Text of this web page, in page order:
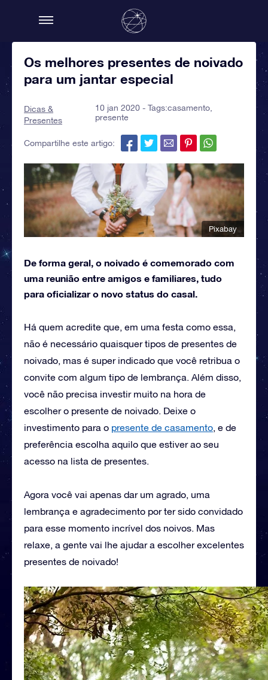
Os melhores presentes de noivado
para um jantar especial
Dicas &
Presentes
10 jan 2020 - Tags:casamento,
presente
Compartilhe este artigo:
Pixabay
De forma geral, o noivado é comemorado com
uma reunião entre amigos e familiares, tudo
para oficializar o novo status do casal.
Há quem acredite que, em uma festa como essa,
não é necessário quaisquer tipos de presentes de
noivado, mas é super indicado que você retribua o
convite com algum tipo de lembrança. Além disso,
você não precisa investir muito na hora de
escolher o presente de noivado. Deixe o
investimento para o presente de casamento, e de
preferência escolha aquilo que estiver ao seu
acesso na lista de presentes.
Agora você vai apenas dar um agrado, uma
lembrança e agradecimento por ter sido convidado
para esse momento incrível dos noivos. Mas
relaxe, a gente vai lhe ajudar a escolher excelentes
presentes de noivado!